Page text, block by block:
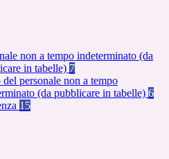
non a tempo indeterminato (da
in tabelle) 7
del personale non a tempo
(da pubblicare in tabelle) 6
15